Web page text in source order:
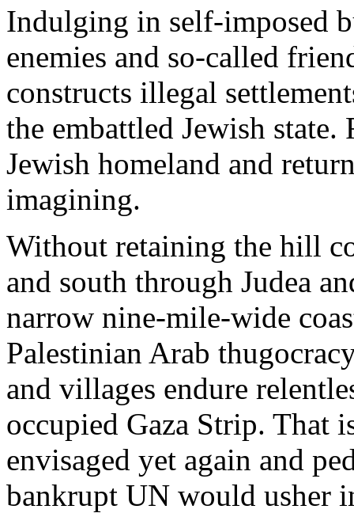
Indulging in self-imposed
enemies and so-called
constructs illegal
the embattled Jewish state.
Jewish homeland and
imagining.
Without retaining the hill
and south through Judea
narrow nine-mile-wide
Palestinian Arab thugocracy
and villages endure
occupied Gaza Strip. That
envisaged yet again and
bankrupt UN would usher